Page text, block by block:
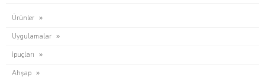
Ürünler
Uygulamalar
İpuçları
Ahşap